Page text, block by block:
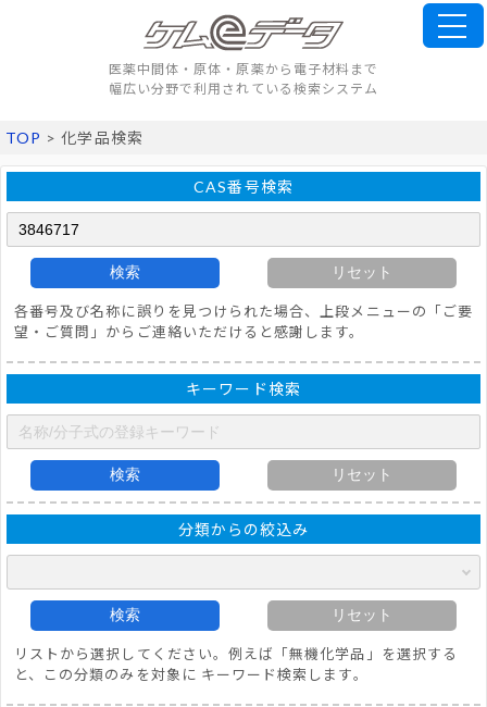
医薬中間体・原体・原薬から電子材料まで
幅広い分野で利用されている検索システム
TOP > 化学品検索
CAS番号検索
検索 リセット
各番号及び名称に誤りを見つけられた場合、上段メニューの「ご要
望・ご質問」からご連絡いただけると感謝します。
キーワード検索
検索 リセット
分類からの絞込み
検索 リセット
リストから選択してください。例えば「無機化学品」を選択する
と、この分類のみを対象に キーワード検索します。